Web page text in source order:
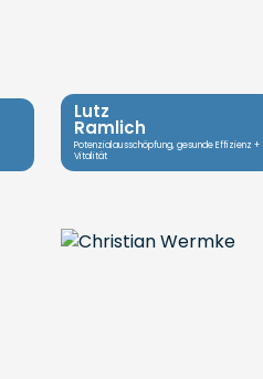
Lutz
Ramlich
Potenzialausschöpfung, gesunde Effizienz +
Vitalität